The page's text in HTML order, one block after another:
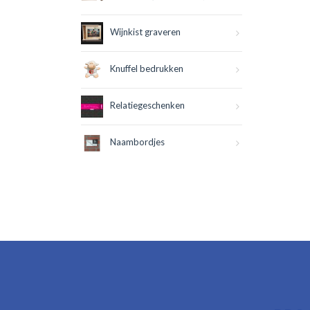
Wijnkist graveren
Knuffel bedrukken
Relatiegeschenken
Naambordjes